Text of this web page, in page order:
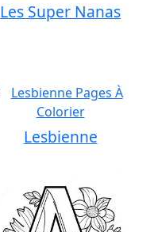
Les Super Nanas
Lesbienne